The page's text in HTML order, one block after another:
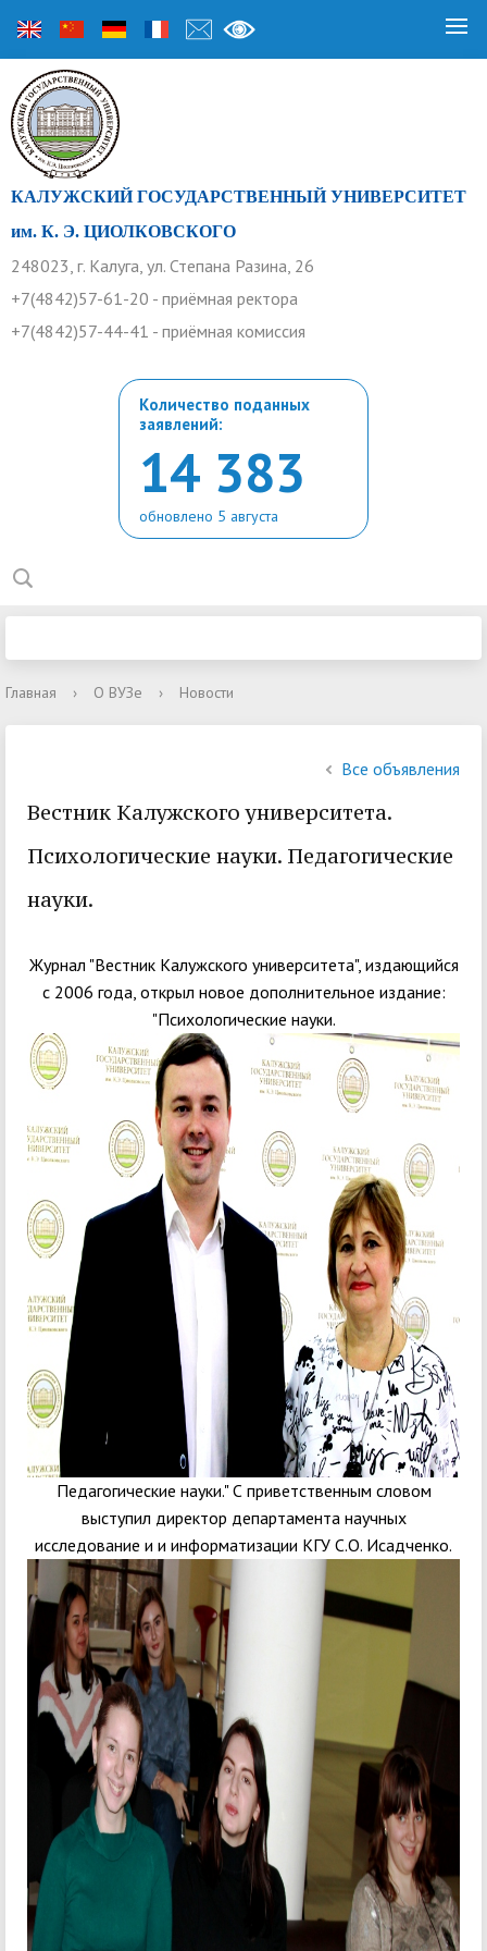
КАЛУЖСКИЙ ГОСУДАРСТВЕННЫЙ УНИВЕРСИТЕТ
им. К. Э. ЦИОЛКОВСКОГО
248023, г. Калуга, ул. Степана Разина, 26
+7(4842)57-61-20 - приёмная ректора
+7(4842)57-44-41 - приёмная комиссия
Количество поданных
заявлений:
14 383
обновлено 5 августа
Главная › О ВУЗе › Новости
Все объявления
Вестник Калужского университета.
Психологические науки. Педагогические
науки.
Журнал "Вестник Калужского университета", издающийся
с 2006 года, открыл новое дополнительное издание:
"Психологические науки.
Педагогические науки." С приветственным словом
выступил директор департамента научных
исследование и и информатизации КГУ С.О. Исадченко.